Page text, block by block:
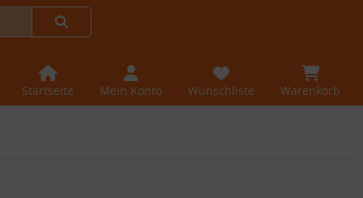
Startseite Mein Konto Wunschliste Warenkorb